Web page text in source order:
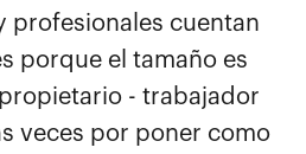
profesionales cuentan
porque el tamaño es
- trabajador
veces por poner como